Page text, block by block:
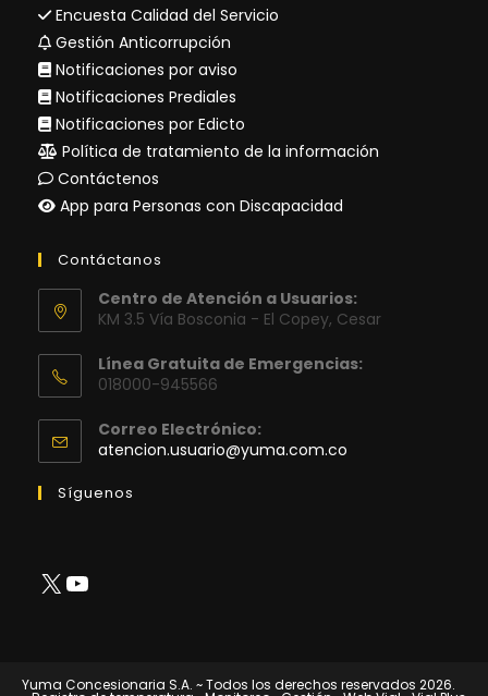
Encuesta Calidad del Servicio
Gestión Anticorrupción
Notificaciones por aviso
Notificaciones Prediales
Notificaciones por Edicto
Política de tratamiento de la información
Contáctenos
App para Personas con Discapacidad
Contáctanos
Centro de Atención a Usuarios:
KM 3.5 Vía Bosconia - El Copey, Cesar
Línea Gratuita de Emergencias:
018000-945566
Correo Electrónico:
atencion.usuario@yuma.com.co
Síguenos
X YouTube
Yuma Concesionaria S.A. ~ Todos los derechos reservados 2026.